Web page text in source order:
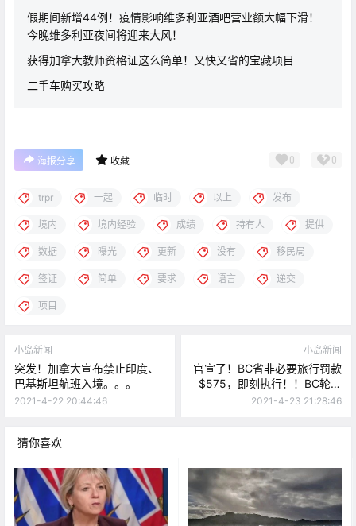
假期间新增44例！疫情影响维多利亚酒吧营业额大幅下滑！
今晚维多利亚夜间将迎来大风！
获得加拿大教师资格证这么简单！又快又省的宝藏项目
二手车购买攻略
海报分享 收藏 0 0
trpr 一起 临时 以上 发布
境内 境内经验 成绩 持有人 提供
数据 曝光 更新 没有 移民局
签证 简单 要求 语言 递交
项目
小岛新闻
突发！加拿大宣布禁止印度、
巴基斯坦航班入境。。。
2021-4-22 20:44:46
小岛新闻
官宣了！BC省非必要旅行罚款
$575，即刻执行！！BC轮渡
也紧跟其脚步…
2021-4-23 21:28:46
猜你喜欢